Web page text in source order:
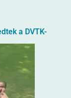
a DVTK-